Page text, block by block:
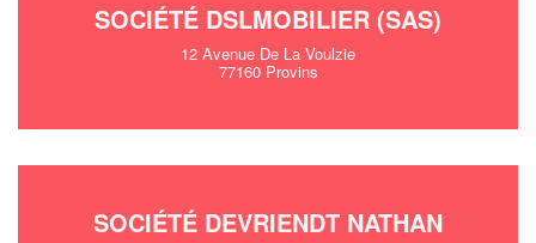
SOCIÉTÉ DSLMOBILIER (SAS)
12 Avenue De La Voulzie
77160 Provins
SOCIÉTÉ DEVRIENDT NATHAN